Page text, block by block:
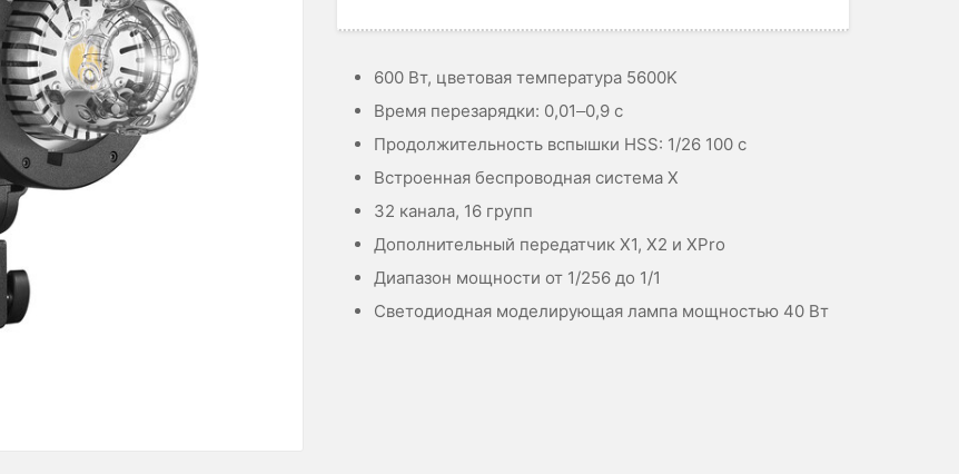
600 Вт, цветовая температура 5600K
Время перезарядки: 0,01–0,9 с
Продолжительность вспышки HSS: 1/26 100 с
Встроенная беспроводная система X
32 канала, 16 групп
Дополнительный передатчик X1, X2 и XPro
Диапазон мощности от 1/256 до 1/1
Светодиодная моделирующая лампа мощностью 40 Вт